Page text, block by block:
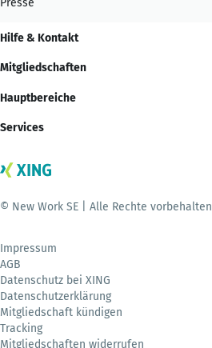
Presse
Hilfe & Kontakt
Mitgliedschaften
Hauptbereiche
Services
© New Work SE | Alle Rechte vorbehalten
Impressum
AGB
Datenschutz bei XING
Datenschutzerklärung
Mitgliedschaft kündigen
Tracking
Mitgliedschaften widerrufen